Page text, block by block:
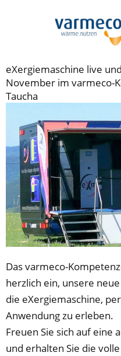
eXergiemaschine live
November im varmeco-
Taucha
Das varmeco-
herzlich ein, unsere
die eXergiemaschine,
Anwendung zu erleben.
Freuen Sie sich auf eine
und erhalten Sie die